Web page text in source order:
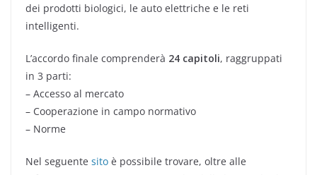
dei prodotti biologici, le auto elettriche e le reti
intelligenti.
L’accordo finale comprenderà 24 capitoli, raggruppati
in 3 parti:
– Accesso al mercato
– Cooperazione in campo normativo
– Norme
Nel seguente sito è possibile trovare, oltre alle